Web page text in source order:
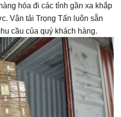
hóa đi các tỉnh gần xa khắp
Vận tải Trọng Tấn luôn sẵn
cầu của quý khách hàng.